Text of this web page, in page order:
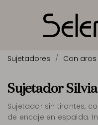
Sujetadores Con
Sujetador Silvia
Sujetador sin tirantes,
de encaje en espalda.